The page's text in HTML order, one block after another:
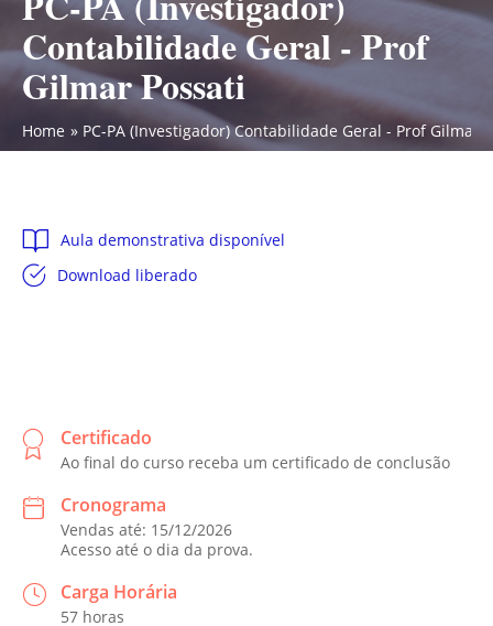
Contabilidade Geral - Prof
Gilmar Possati
Home PC-PA (Investigador) Contabilidade Geral - Prof Gilmar
Aula demonstrativa disponível
Download liberado
Certificado
Ao final do curso receba um certificado de conclusão
Cronograma
Vendas até: 15/12/2026
Acesso até o dia da prova.
Carga Horária
57 horas